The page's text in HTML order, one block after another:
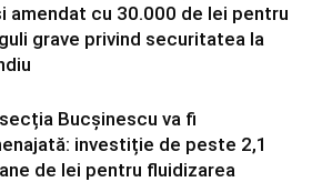
amendat cu 30.000 de lei pentru
grave privind securitatea la
Bucșinescu va fi
investiție de peste 2,1
de lei pentru fluidizarea